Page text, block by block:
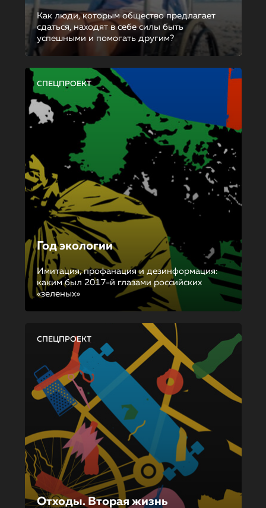
Как люди, которым общество предлагает
сдаться, находят в себе силы быть
успешными и помогать другим?
СПЕЦПРОЕКТ
Год экологии
Имитация, профанация и дезинформация:
каким был 2017-й глазами российских
«зеленых»
СПЕЦПРОЕКТ
Отходы. Вторая жизнь